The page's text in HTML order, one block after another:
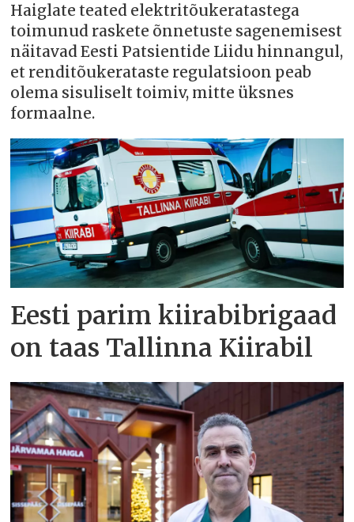
Haiglate teated elektritõukeratastega
toimunud raskete õnnetuste sagenemisest
näitavad Eesti Patsientide Liidu hinnangul,
et renditõukerataste regulatsioon peab
olema sisuliselt toimiv, mitte üksnes
formaalne.
Eesti parim kiirabibrigaad
on taas Tallinna Kiirabil